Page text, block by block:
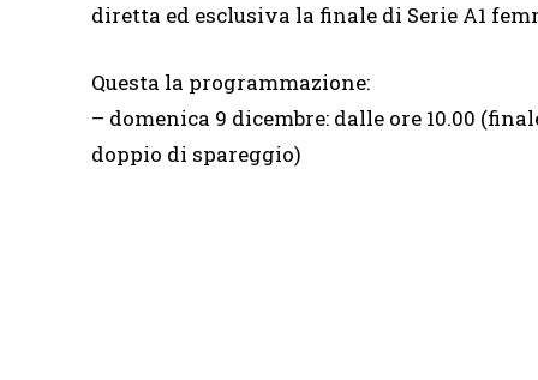
diretta ed esclusiva la finale di Serie A1
Questa la programmazione:
– domenica 9 dicembre: dalle ore 10.00
doppio di spareggio)